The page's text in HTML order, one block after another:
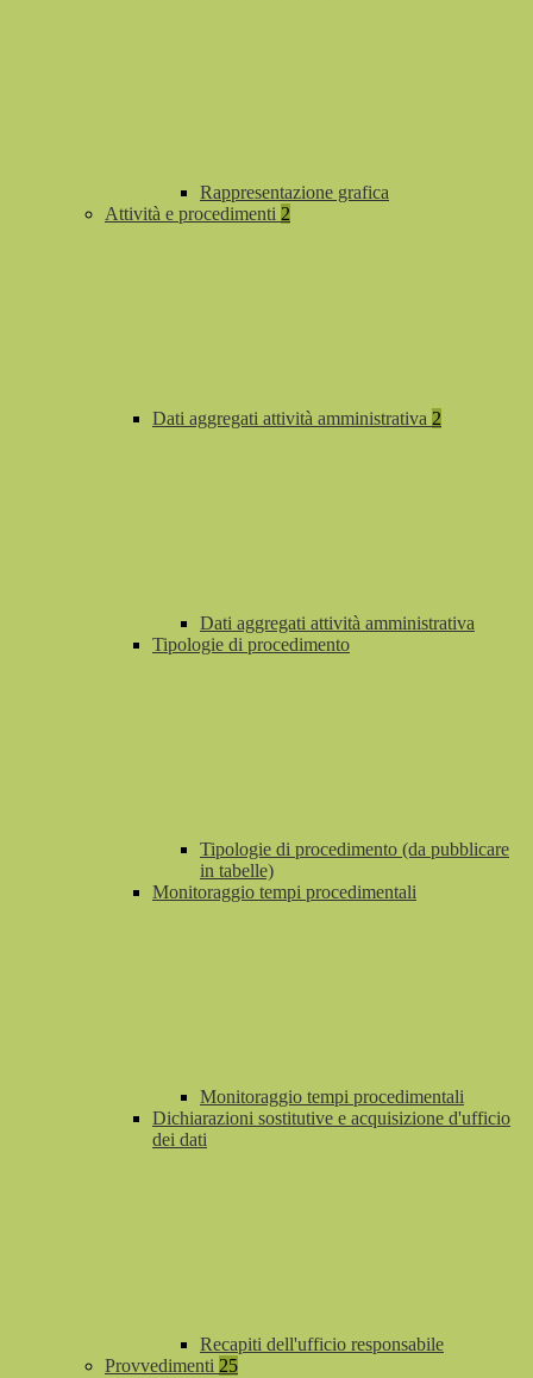
Rappresentazione grafica
Attività e procedimenti 2
Dati aggregati attività amministrativa 2
Dati aggregati attività amministrativa
Tipologie di procedimento
Tipologie di procedimento (da pubblicare
in tabelle)
Monitoraggio tempi procedimentali
Monitoraggio tempi procedimentali
Dichiarazioni sostitutive e acquisizione d'ufficio
dei dati
Recapiti dell'ufficio responsabile
Provvedimenti 25